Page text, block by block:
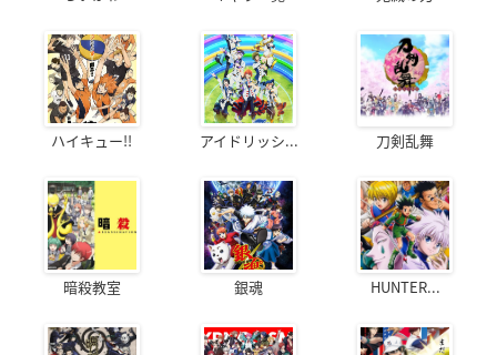
ハイキュー!! アイドリッシ... 刀剣乱舞
暗殺教室 銀魂 HUNTER...